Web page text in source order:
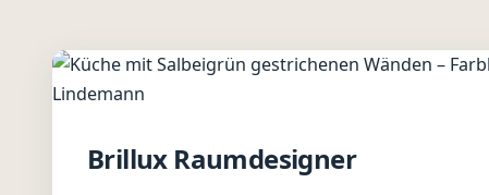
Brillux Raumdesigner